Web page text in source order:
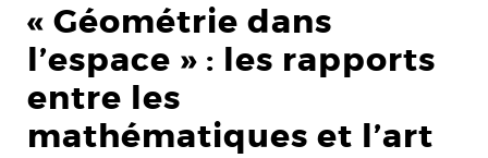
« Géométrie dans
l’espace » : les rapports
entre les
mathématiques et l’art